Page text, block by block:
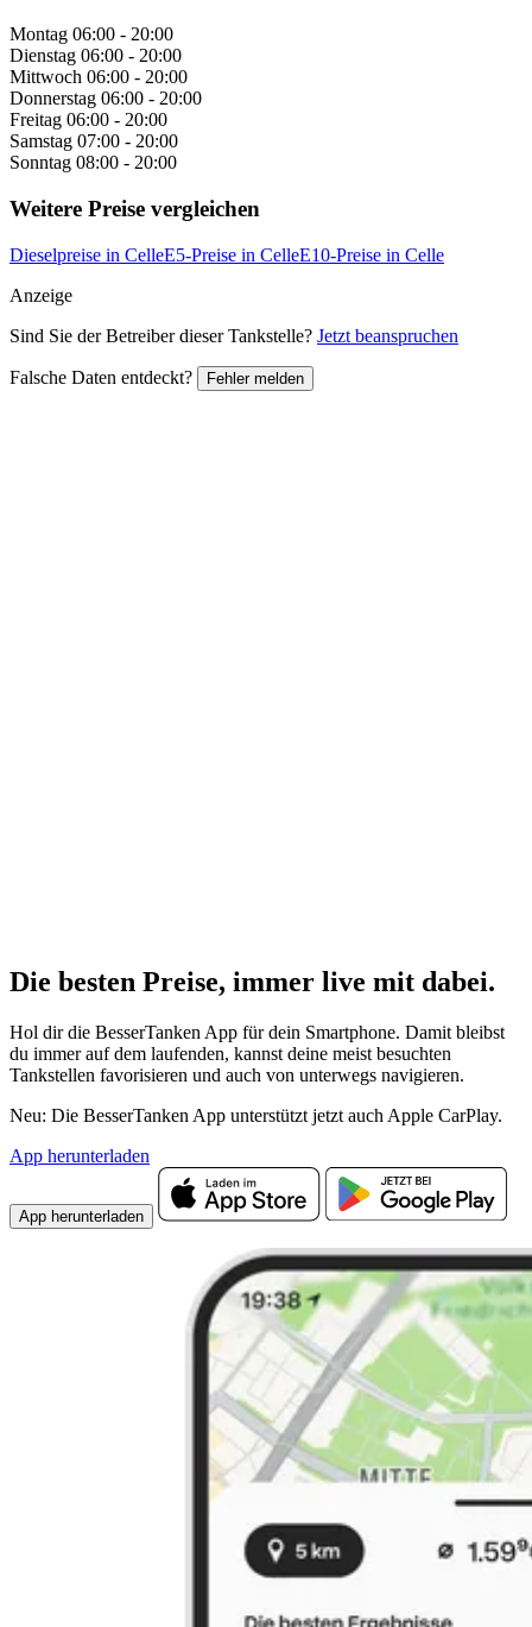
Montag 06:00 - 20:00
Dienstag 06:00 - 20:00
Mittwoch 06:00 - 20:00
Donnerstag 06:00 - 20:00
Freitag 06:00 - 20:00
Samstag 07:00 - 20:00
Sonntag 08:00 - 20:00
Weitere Preise vergleichen
Dieselpreise in CelleE5-Preise in CelleE10-Preise in Celle
Anzeige
Sind Sie der Betreiber dieser Tankstelle? Jetzt beanspruchen
Falsche Daten entdeckt? Fehler melden
Die besten Preise, immer live mit dabei.
Hol dir die BesserTanken App für dein Smartphone. Damit bleibst
du immer auf dem laufenden, kannst deine meist besuchten
Tankstellen favorisieren und auch von unterwegs navigieren.
Neu: Die BesserTanken App unterstützt jetzt auch Apple CarPlay.
App herunterladen
App herunterladen